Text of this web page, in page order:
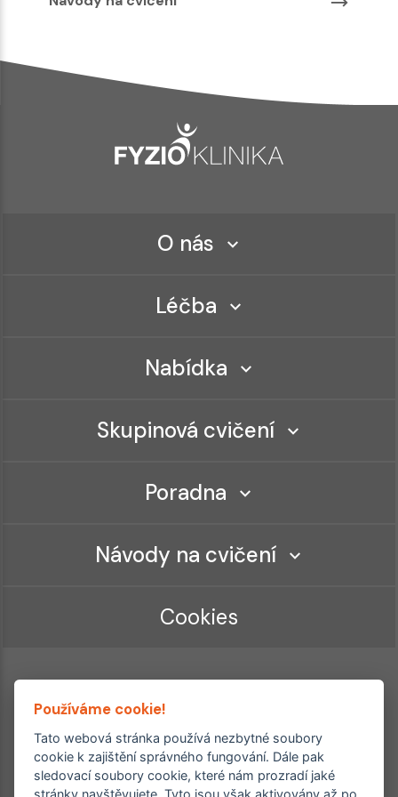
O nás
Léčba
Nabídka
Skupinová cvičení
Poradna
Návody na cvičení
Cookies
Ordinace roku
Rehabilitační ordinace
Používáme cookie!
Tato webová stránka používá nezbytné soubory
cookie k zajištění správného fungování. Dále pak
sledovací soubory cookie, které nám prozradí jaké
stránky navštěvujete. Tyto jsou však aktivovány až po